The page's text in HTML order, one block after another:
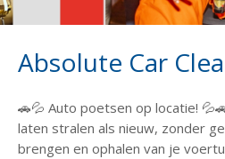
Absolute Car
🚗💦 Auto poetsen op locatie!
laten stralen als nieuw, zonder
brengen en ophalen van je